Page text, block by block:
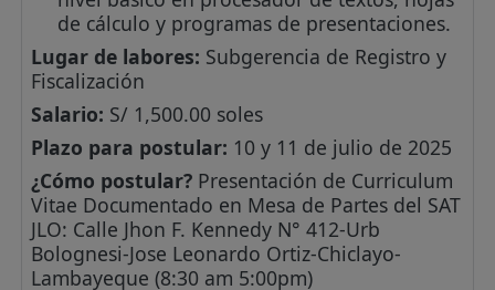
de cálculo y programas de presentaciones.
Lugar de labores: Subgerencia de Registro y
Fiscalización
Salario: S/ 1,500.00 soles
Plazo para postular: 10 y 11 de julio de 2025
¿Cómo postular? Presentación de Curriculum
Vitae Documentado en Mesa de Partes del SAT
JLO: Calle Jhon F. Kennedy N° 412-Urb
Bolognesi-Jose Leonardo Ortiz-Chiclayo-
Lambayeque (8:30 am 5:00pm)